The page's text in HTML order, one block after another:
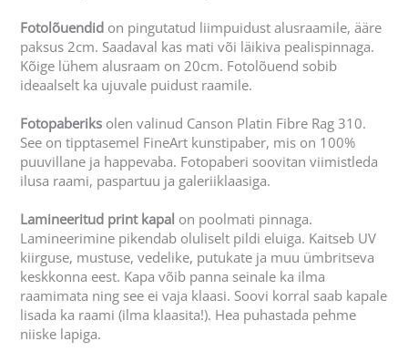
Fotolõuendid on pingutatud liimpuidust alusraamile, ääre
paksus 2cm. Saadaval kas mati või läikiva pealispinnaga.
Kõige lühem alusraam on 20cm. Fotolõuend sobib
ideaalselt ka ujuvale puidust raamile.
Fotopaberiks olen valinud Canson Platin Fibre Rag 310.
See on tipptasemel FineArt kunstipaber, mis on 100%
puuvillane ja happevaba. Fotopaberi soovitan viimistleda
ilusa raami, paspartuu ja galeriiklaasiga.
Lamineeritud print kapal on poolmati pinnaga.
Lamineerimine pikendab oluliselt pildi eluiga. Kaitseb UV
kiirguse, mustuse, vedelike, putukate ja muu ümbritseva
keskkonna eest. Kapa võib panna seinale ka ilma
raamimata ning see ei vaja klaasi. Soovi korral saab kapale
lisada ka raami (ilma klaasita!). Hea puhastada pehme
niiske lapiga.